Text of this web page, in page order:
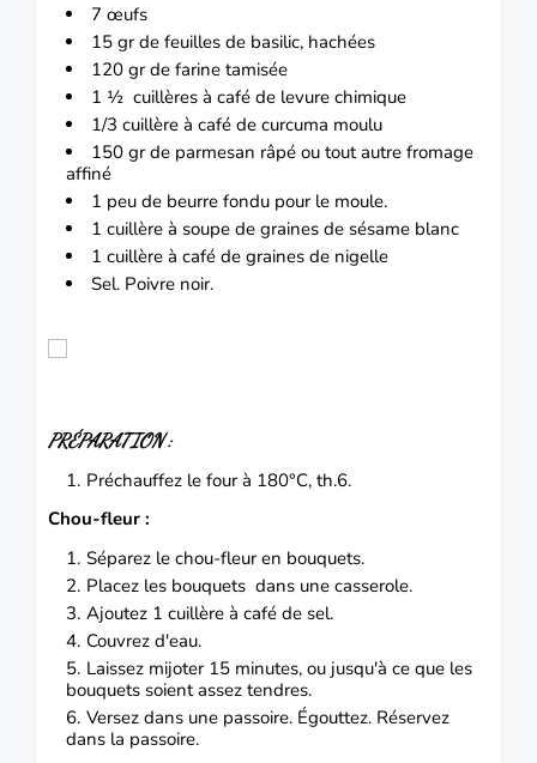
7 œufs
15 gr de feuilles de basilic, hachées
120 gr de farine tamisée
1 ½ cuillères à café de levure chimique
1/3 cuillère à café de curcuma moulu
150 gr de parmesan râpé ou tout autre fromage
affiné
1 peu de beurre fondu pour le moule.
1 cuillère à soupe de graines de sésame blanc
1 cuillère à café de graines de nigelle
Sel. Poivre noir.
PRÉPARATION :
Préchauffez le four à 180°C, th.6.
Chou-fleur :
Séparez le chou-fleur en bouquets.
Placez les bouquets dans une casserole.
Ajoutez 1 cuillère à café de sel.
Couvrez d'eau.
Laissez mijoter 15 minutes, ou jusqu'à ce que les
bouquets soient assez tendres.
Versez dans une passoire. Égouttez. Réservez
dans la passoire.